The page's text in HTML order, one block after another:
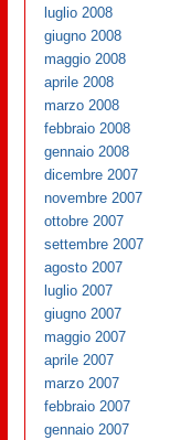
luglio 2008
giugno 2008
maggio 2008
aprile 2008
marzo 2008
febbraio 2008
gennaio 2008
dicembre 2007
novembre 2007
ottobre 2007
settembre 2007
agosto 2007
luglio 2007
giugno 2007
maggio 2007
aprile 2007
marzo 2007
febbraio 2007
gennaio 2007